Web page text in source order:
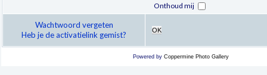
Onthoud mij
Wachtwoord vergeten
Heb je de activatielink gemist?
OK
Powered by Coppermine Photo Gallery